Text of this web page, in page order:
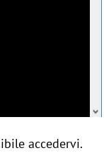
accedervi.